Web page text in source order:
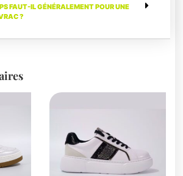
FAUT-IL GÉNÉRALEMENT POUR UNE
?